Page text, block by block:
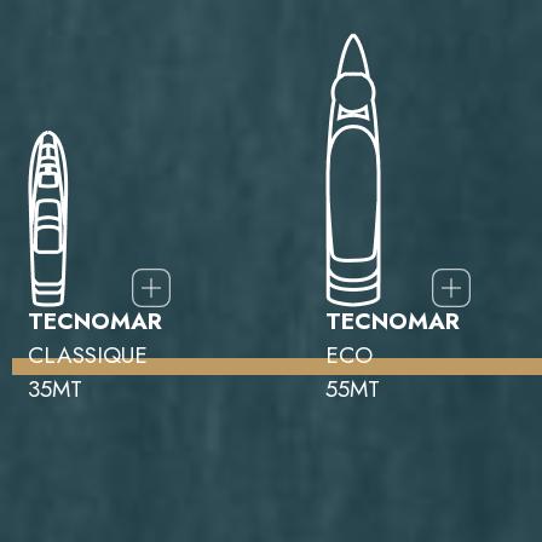
TECNOMAR
CLASSIQUE
35MT
TECNOMAR
ECO
55MT